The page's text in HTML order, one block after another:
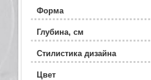
Форма
Глубина, см
Стилистика дизайна
Цвет